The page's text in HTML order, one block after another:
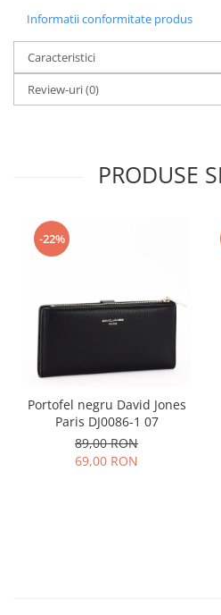
Informatii conformitate produs
Caracteristici
Review-uri(0)
PRODUSE
-22%
Portofel negru David Jones
Paris DJ0086-1 07
89,00 RON
69,00 RON